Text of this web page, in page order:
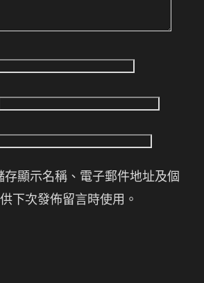
存顯示名稱、電子郵件地址及個
下次發佈留言時使用。